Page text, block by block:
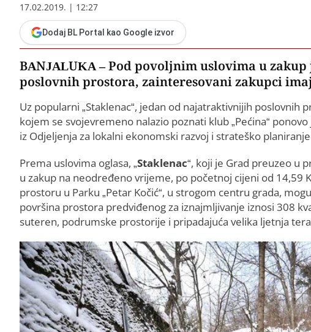
17.02.2019. | 12:27
Dodaj BL Portal kao Google izvor
BANJALUKA – Pod povoljnim uslovima u
poslovnih prostora, zainteresovani zakupci
Uz popularni „Staklenac“, jedan od najatraktivnijih poslovnih
kojem se svojevremeno nalazio poznati klub „Pećina“
iz Odjeljenja za lokalni ekonomski razvoj i strateško
Prema uslovima oglasa, „Staklenac“, koji je Grad preuzeo u
u zakup na neodređeno vrijeme, po početnoj cijeni od
prostoru u Parku „Petar Kočić“, u strogom centru grada,
površina prostora predviđenog za iznajmljivanje iznosi 308
suteren, podrumske prostorije i pripadajuća velika ljetnja